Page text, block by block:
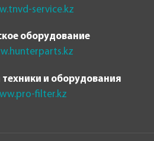
service.kz
оборудование
и оборудования
filter.kz